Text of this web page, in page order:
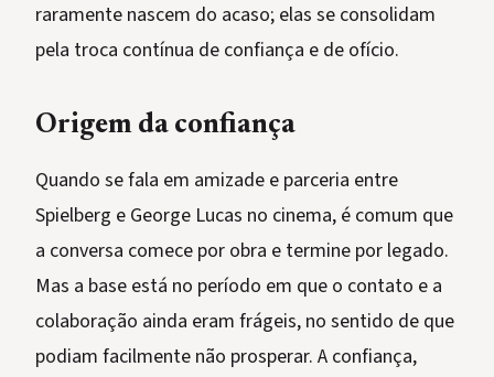
raramente nascem do acaso; elas se consolidam
pela troca contínua de confiança e de ofício.
Origem da confiança
Quando se fala em amizade e parceria entre
Spielberg e George Lucas no cinema, é comum que
a conversa comece por obra e termine por legado.
Mas a base está no período em que o contato e a
colaboração ainda eram frágeis, no sentido de que
podiam facilmente não prosperar. A confiança,